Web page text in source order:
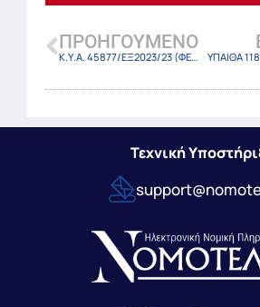
ΠΡΟΗΓΟΎΜΕΝΟ
Κ.Υ.Α. 45877/ΕΞ2023/23 (ΦΕΚ-6130 Β/23-10-23) ΥΠΑΙΘΑ
Τεχνική